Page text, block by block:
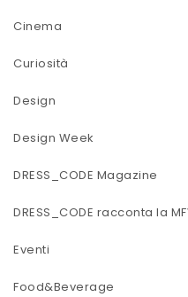
Cinema
Curiosità
Design
Design Week
DRESS_CODE Magazine
DRESS_CODE racconta la
Eventi
Food&Beverage